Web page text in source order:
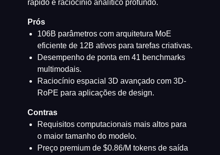
rápido e raciocínio analítico profundo.
Prós
106B parâmetros com arquitetura MoE
eficiente de 12B ativos para tarefas criativas.
Desempenho de ponta em 41 benchmarks
multimodais.
Raciocínio espacial 3D avançado com 3D-
RoPE para aplicações de design.
Contras
Requisitos computacionais mais altos para
o maior tamanho do modelo.
Preço premium de $0.86/M tokens de saída